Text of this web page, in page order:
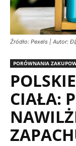
Źródło: Pexels | Autor:
PORÓWNANIA
CIAŁA: